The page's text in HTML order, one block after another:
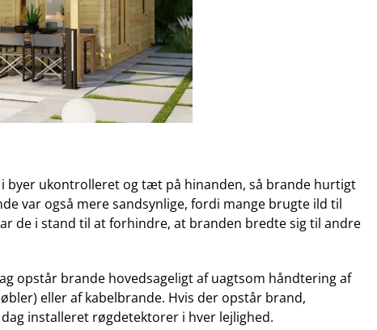
byer ukontrolleret og tæt på hinanden, så brande hurtigt
var også mere sandsynlige, fordi mange brugte ild til
de i stand til at forhindre, at branden bredte sig til andre
opstår brande hovedsageligt af uagtsom håndtering af
eller af kabelbrande. Hvis der opstår brand,
installeret røgdetektorer i hver lejlighed.